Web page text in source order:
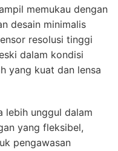
memukau dengan
desain minimalis
resolusi tinggi
dalam kondisi
yang kuat dan lensa
lebih unggul dalam
yang fleksibel,
pengawasan